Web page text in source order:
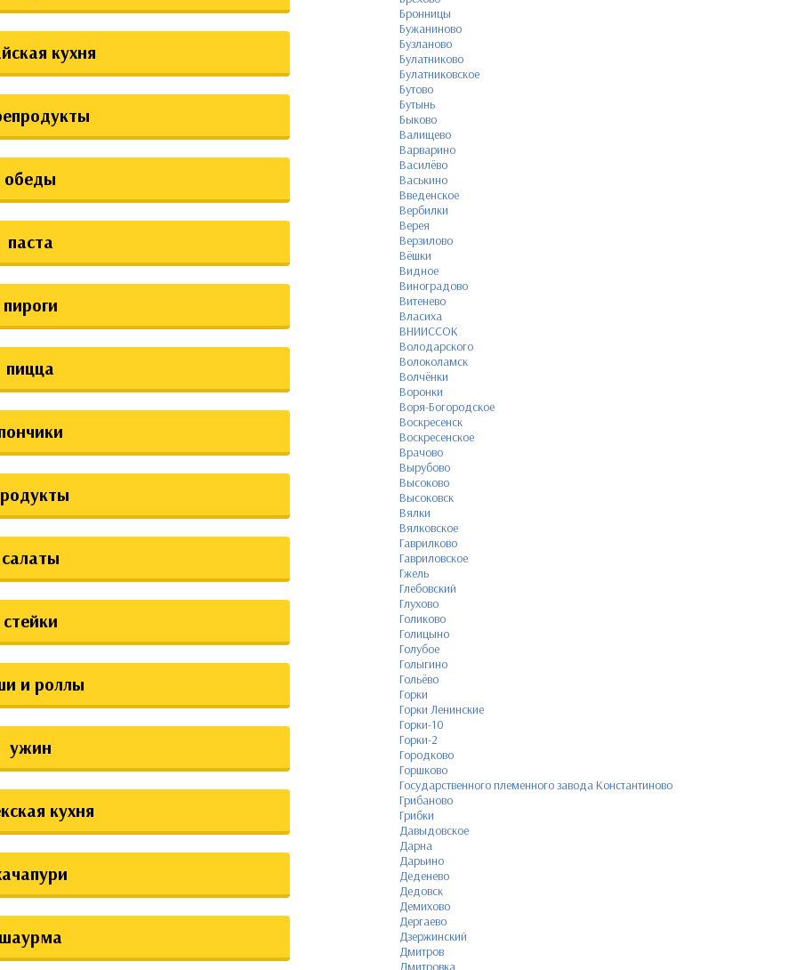
кухня
обеды
паста
пироги
пицца
салаты
стейки
и роллы
ужин
кухня
Бронницы
Бужаниново
Бузланово
Булатниково
Булатниковское
Бутово
Бутынь
Быково
Валищево
Варварино
Василёво
Васькино
Введенское
Вербилки
Верея
Верзилово
Вёшки
Видное
Виноградово
Витенево
Власиха
ВНИИССОК
Володарского
Волоколамск
Волчёнки
Воронки
Воря-Богородское
Воскресенск
Воскресенское
Врачово
Вырубово
Высоково
Высоковск
Вялки
Вялковское
Гаврилково
Гавриловское
Гжель
Глебовский
Глухово
Голиково
Голицыно
Голубое
Голыгино
Гольёво
Горки
Горки Ленинские
Горки-10
Горки-2
Городково
Горшково
Государственного племенного завода Константиново
Грибаново
Грибки
Давыдовское
Дарна
Дарьино
Деденево
Дедовск
Демихово
Дергаево
Дзержинский
Дмитров
Дмитровка